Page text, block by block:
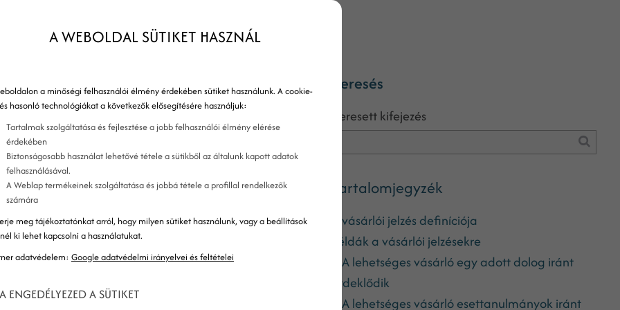
lehetséges vásárló részéről, amiben egy
jelzésekre odafigyelve egy értékesítő
a termékre vagy szolgáltatásra. Ez
akik a legnagyobb valószínűséggel
az ajánlatot egy érdeklődő számára.
jelzések, hiszen segítenek azonosítani a
meg adott idő alatt. A vásárlói jelzések
Egyes jelzések akkor történnek, amikor
Keresés
Keresett kifejezés
Tartalomjegyzék
A vásárlói jelzés definíciója
Példák a vásárlói jelzésekre
A lehetséges vásárló egy adott dolog iránt
érdeklődik
A lehetséges vásárló esettanulmányok iránt
A WEBOLDAL SÜTIKET HASZNÁL
a minőségi felhasználói élmény érdekében sütiket használunk. A cookie-
hasonló technológiákat a következők elősegítésére használjuk:
Tartalmak szolgáltatása és fejlesztése a jobb felhasználói élmény elérése
érdekében
Biztonságosabb használat lehetővé tétele a sütikből az általunk kapott adatok
felhasználásával.
A Weblap termékeinek szolgáltatása és jobbá tétele a profillal rendelkezők
számára
meg tájékoztatónkat arról, hogy milyen sütiket használunk, vagy a beállítások
ki lehet kapcsolni a használatukat.
adatvédelem: Google adatvédelmi irányelvei és feltételei
ENGEDÉLYEZED A SÜTIKET